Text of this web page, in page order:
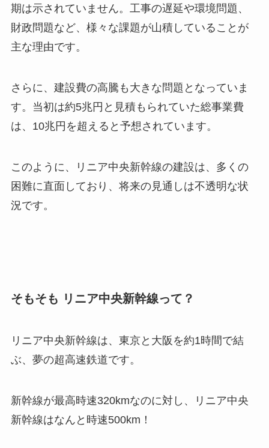
期は示されていません。工事の遅延や環境問題、
財政問題など、様々な課題が山積していることが
主な理由です。
さらに、建設費の高騰も大きな問題となっていま
す。当初は約5兆円と見積もられていた総事業費
は、10兆円を超えると予想されています。
このように、リニア中央新幹線の建設は、多くの
困難に直面しており、将来の見通しは不透明な状
況です。
そもそも リニア中央新幹線って？
リニア中央新幹線は、東京と大阪を約1時間で結
ぶ、夢の超高速鉄道です。
新幹線が最高時速320kmなのに対し、リニア中央
新幹線はなんと時速500km！